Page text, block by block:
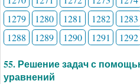
1279
1280 1281 1282 1283
1288
1289 1290 1291 1292
55. Решение задач с
уравнений